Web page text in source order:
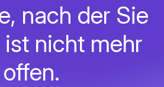
nach der Sie
nicht mehr
offen.